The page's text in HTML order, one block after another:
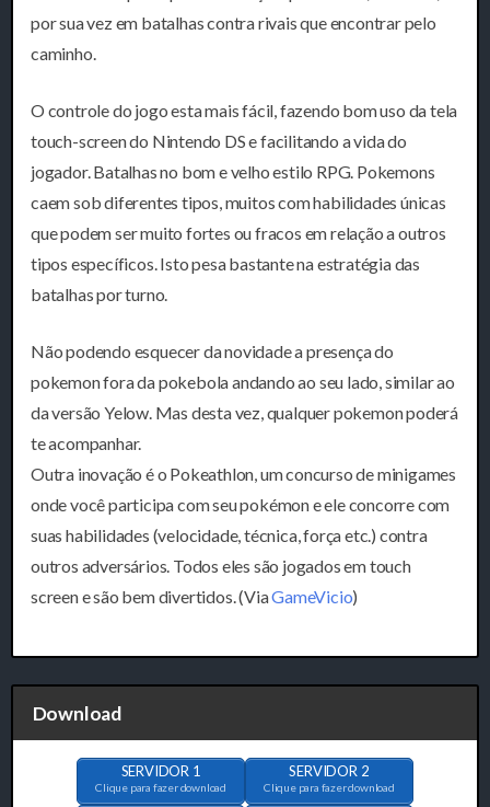
por sua vez em batalhas contra rivais que encontrar pelo
caminho.
O controle do jogo esta mais fácil, fazendo bom uso da tela
touch-screen do Nintendo DS e facilitando a vida do
jogador. Batalhas no bom e velho estilo RPG. Pokemons
caem sob diferentes tipos, muitos com habilidades únicas
que podem ser muito fortes ou fracos em relação a outros
tipos específicos. Isto pesa bastante na estratégia das
batalhas por turno.
Não podendo esquecer da novidade a presença do
pokemon fora da pokebola andando ao seu lado, similar ao
da versão Yelow. Mas desta vez, qualquer pokemon poderá
te acompanhar.
Outra inovação é o Pokeathlon, um concurso de minigames
onde você participa com seu pokémon e ele concorre com
suas habilidades (velocidade, técnica, força etc.) contra
outros adversários. Todos eles são jogados em touch
screen e são bem divertidos. (ViaGameVicio)
Download
SERVIDOR 1
Clique para fazer download
SERVIDOR 2
Clique para fazer download